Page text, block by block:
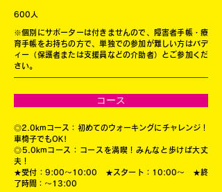
600人
※個別にサポーターは付きませんので、障害者手帳・療
育手帳をお持ちの方で、単独での参加が難しい方はバデ
ィー（保護者または支援員などの介助者）とご参加くだ
さい。
コース
◎2.0kmコース：初めてのウォーキングにチャレンジ！
車椅子でもOK!
◎5.0kmコース：コースを満喫！みんなと歩けば大丈
夫！
★受付：9:00〜10:00 ★スタート：10:00〜 ★終
了時間：〜13:00